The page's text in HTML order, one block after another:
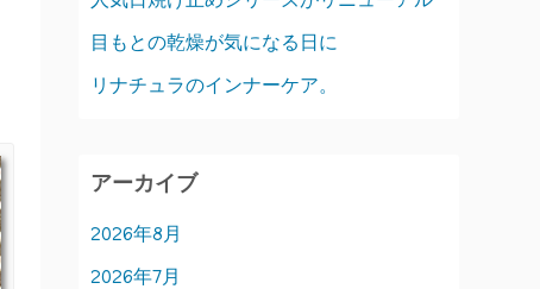
目もとの乾燥が気になる日に
リナチュラのインナーケア。
アーカイブ
2026年8月
2026年7月